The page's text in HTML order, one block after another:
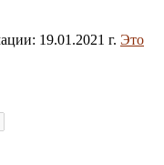
19.01.2021 г. Это